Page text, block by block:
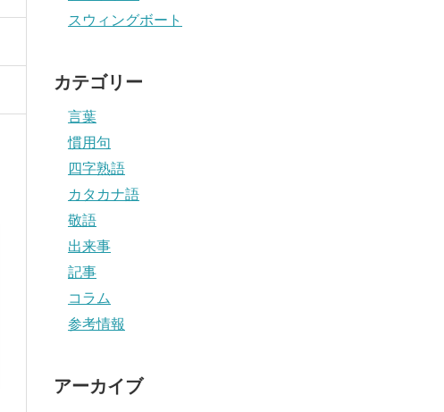
スウィングボート
カテゴリー
言葉
慣用句
四字熟語
カタカナ語
敬語
出来事
記事
コラム
参考情報
アーカイブ